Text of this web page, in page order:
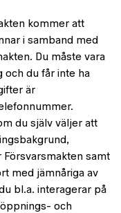
kommer att
i samband med
Du måste vara
och du får inte ha
är
du själv väljer att
samt
med jämnåriga av
bl.a. interagerar på
och